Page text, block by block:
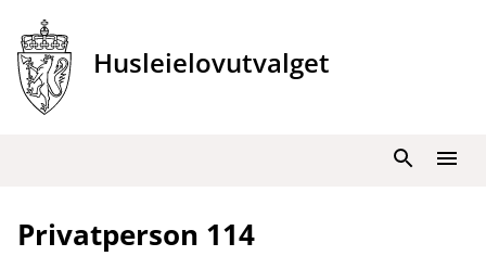
innhold
Husleielovutvalget
Meny
Søk
Privatperson 114